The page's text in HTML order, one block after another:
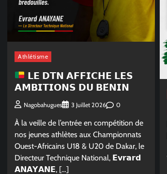
Athlétisme
𝗟𝗘 𝗗𝗧𝗡 𝗔𝗙𝗙𝗜𝗖𝗛𝗘 𝗟𝗘𝗦
𝗔𝗠𝗕𝗜𝗧𝗜𝗢𝗡𝗦 𝗗𝗨 𝗕𝗘́𝗡𝗜𝗡
Nagobahugues 3 Juillet 2026 0
À la veille de l’entrée en compétition de
nos jeunes athlètes aux Championnats
Ouest-Africains U18 & U20 de Dakar, le
Directeur Technique National, 𝗘𝘃𝗿𝗮𝗿𝗱
𝗔𝗡𝗔𝗬𝗔𝗡𝗘, […]